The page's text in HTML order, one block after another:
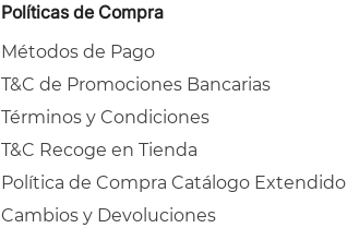
Políticas de Compra
Métodos de Pago
T&C de Promociones Bancarias
Términos y Condiciones
T&C Recoge en Tienda
Política de Compra Catálogo Extendido
Cambios y Devoluciones